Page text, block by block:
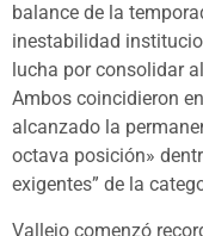
balance de la
inestabilidad
lucha por consolidar
Ambos coincidieron
alcanzado la
octava posición»
exigentes” de la
Vallejo comenzó